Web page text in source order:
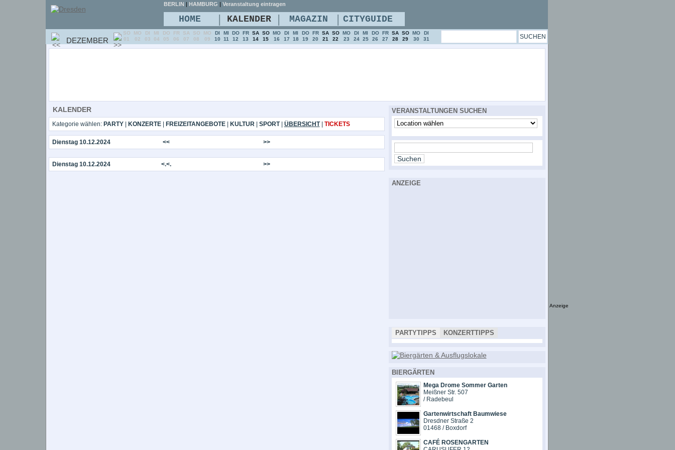
KALENDER
Kategorie wählen: PARTY| KONZERTE| FREIZEITANGEBOTE| KULTUR| SPORT| ÜBERSICHT| TICKETS
Dienstag 10.12.2024 << >>
Dienstag 10.12.2024 <.<. >>
VERANSTALTUNGEN SUCHEN
ANZEIGE
PARTYTIPPS KONZERTTIPPS
BIERGÄRTEN
Mega Drome Sommer Garten
Meißner Str. 507
/ Radebeul
Gartenwirtschaft Baumwiese
Dresdner Straße 2
01468 / Boxdorf
CAFÉ ROSENGARTEN
BERLIN | HAMBURG | Veranstaltung eintragen
HOME | KALENDER | MAGAZIN | CITYGUIDE
DEZEMBER
SO
01
MO
02
DI
03
MI
04
DO
05
FR
06
SA
07
SO
08
MO
09
DI
10
MI
11
DO
12
FR
13
SA
14
SO
15
MO
16
DI
17
MI
18
DO
19
FR
20
SA
21
SO
22
MO
23
DI
24
MI
25
DO
26
FR
27
SA
28
SO
29
MO
30
DI
31
Anzeige